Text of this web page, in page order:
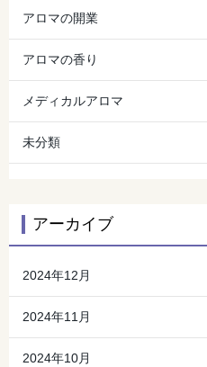
アロマの開業
アロマの香り
メディカルアロマ
未分類
アーカイブ
2024年12月
2024年11月
2024年10月